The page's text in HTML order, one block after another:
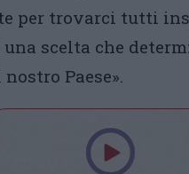
per trovarci tutti
scelta che
Paese».